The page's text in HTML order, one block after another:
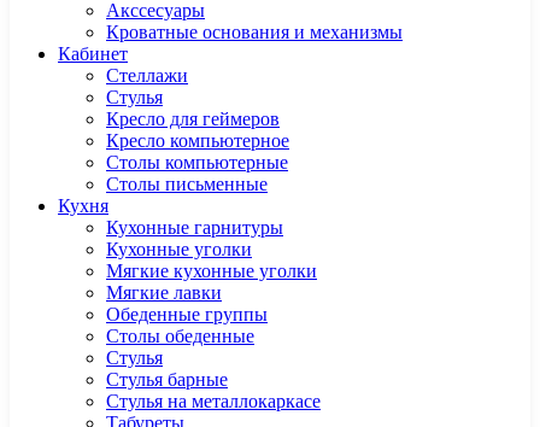
Акссесуары
Кроватные основания и механизмы
Кабинет
Cтеллажи
Cтулья
Кресло для геймеров
Кресло компьютерное
Столы компьютерные
Столы письменные
Кухня
Кухонные гарнитуры
Кухонные уголки
Мягкие кухонные уголки
Мягкие лавки
Обеденные группы
Столы обеденные
Стулья
Стулья барные
Стулья на металлокаркасе
Табуреты